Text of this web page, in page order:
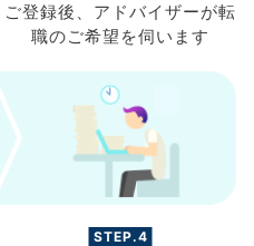
ご登録後、 アドバイザーが転
職のご希望を伺います
STEP.4